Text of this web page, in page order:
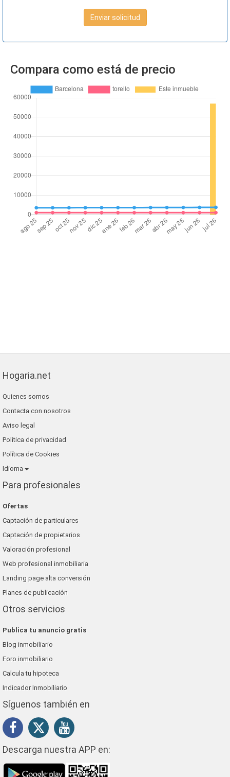
Enviar solicitud
Compara como está de precio
Hogaria.net
Quienes somos
Contacta con nosotros
Aviso legal
Política de privacidad
Política de Cookies
Idioma
Para profesionales
Ofertas
Captación de particulares
Captación de propietarios
Valoración profesional
Web profesional inmobiliaria
Landing page alta conversión
Planes de publicación
Otros servicios
Publica tu anuncio gratis
Blog inmobiliario
Foro inmobiliario
Calcula tu hipoteca
Indicador Inmobiliario
Síguenos también en
Descarga nuestra APP en: